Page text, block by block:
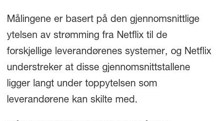
Målingene er basert på den gjennomsnittlige
ytelsen av strømming fra Netflix til de
forskjellige leverandørenes systemer, og Netflix
understreker at disse gjennomsnittstallene
ligger langt under toppytelsen som
leverandørene kan skilte med.